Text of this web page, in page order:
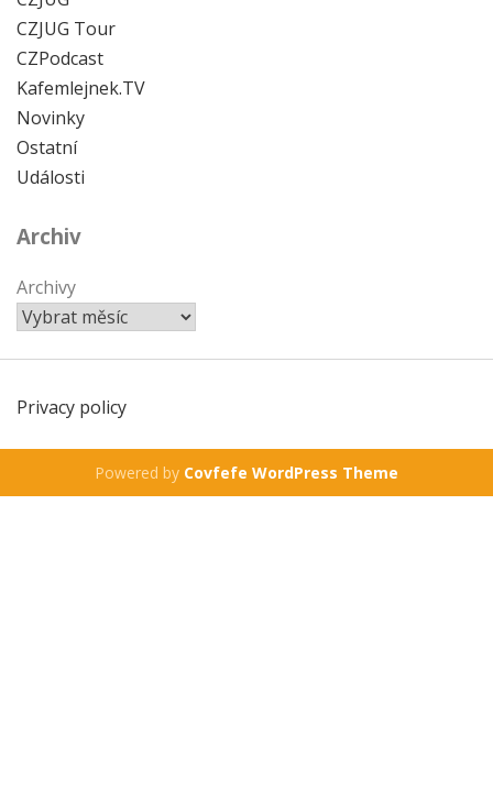
CZJUG Tour
CZPodcast
Kafemlejnek.TV
Novinky
Ostatní
Události
Archiv
Archivy
Privacy policy
Powered by Covfefe WordPress Theme